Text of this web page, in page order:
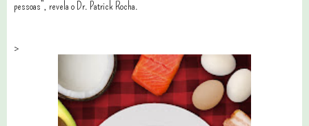
pessoas”, revela o Dr. Patrick Rocha.
>